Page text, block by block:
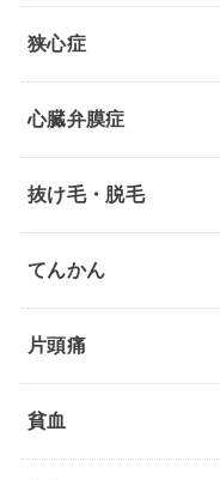
狭心症
心臓弁膜症
抜け毛・脱毛
てんかん
片頭痛
貧血